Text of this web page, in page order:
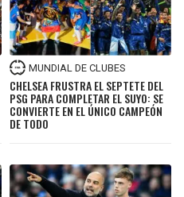
MUNDIAL DE CLUBES
CHELSEA FRUSTRA EL SEPTETE DEL
PSG PARA COMPLETAR EL SUYO: SE
CONVIERTE EN EL ÚNICO CAMPEÓN
DE TODO